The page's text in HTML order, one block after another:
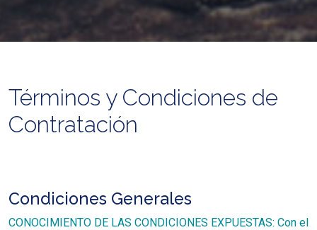
Términos y Condiciones de
Contratación
Condiciones Generales
CONOCIMIENTO DE LAS CONDICIONES EXPUESTAS: Con el